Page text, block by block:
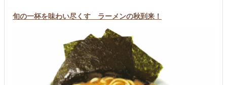
旬の一杯を味わい尽くす ラーメンの秋到来！